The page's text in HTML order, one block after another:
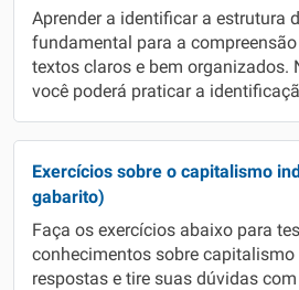
Aprender a identificar a estrutura
fundamental para a
textos claros e bem organizados.
você poderá praticar a
Exercícios sobre o capitalismo
gabarito)
Faça os exercícios abaixo para
conhecimentos sobre
respostas e tire suas dúvidas